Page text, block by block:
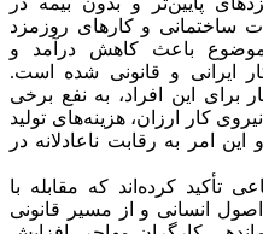
ساختمانی و کارهای روزمزد
باعث کاهش درآمد و
ایرانی و قانونی شده است.
برای این افراد، به نفع برخی
کار ارزان، هزینه‌های تولید
امر به رقابت ناعادلانه در
تأکید کرده‌اند که مقابله با
اصول انسانی و از مسیر قانونی